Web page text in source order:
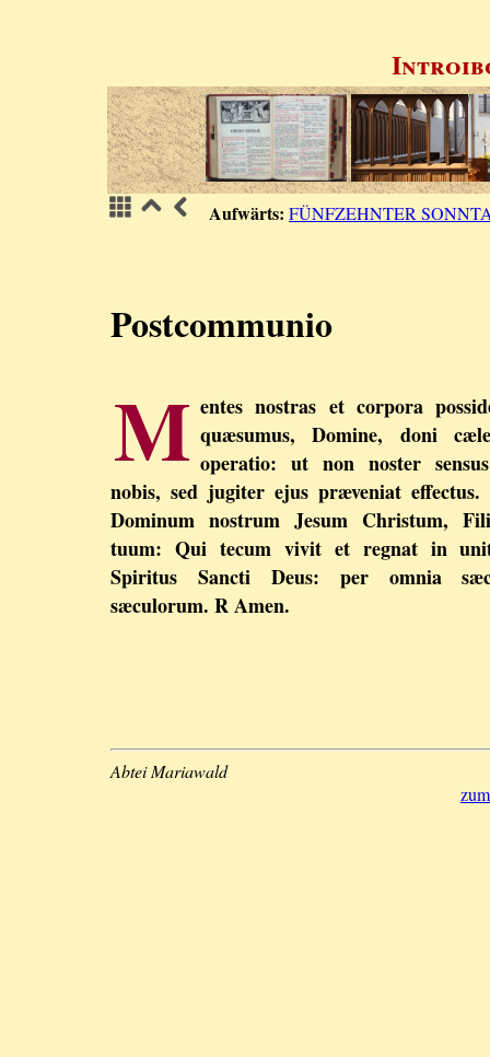
Aufwärts: FÜNFZEHNTER
Postcommunio
M entes nostras et corpora
quæsumus, Domine, doni
operatio: ut non noster
nobis, sed jugiter ejus præveniat effectus.
Dominum nostrum Jesum Christum,
tuum: Qui tecum vivit et regnat in
Spiritus Sancti Deus: per omnia
sæculorum. R Amen.
Abtei Mariawald